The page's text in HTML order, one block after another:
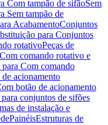
Com tampão de sifãoSem
Sem tampão de
AcabamentoConjuntos
para Conjuntos
rotativoPeças de
Com comando rotativo e
para Com comando
acionamento
botão de acionamento
conjuntos de sifões
de instalação e
PainéisEstruturas de